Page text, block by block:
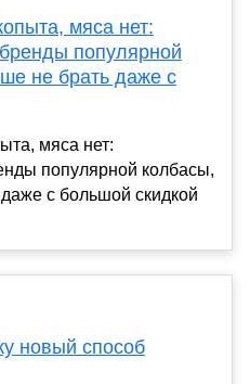
мяса нет:
популярной
не брать даже с
мяса нет:
популярной колбасы,
с большой скидкой
новый способ